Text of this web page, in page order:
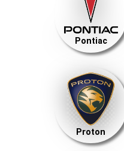
Pontiac
Proton